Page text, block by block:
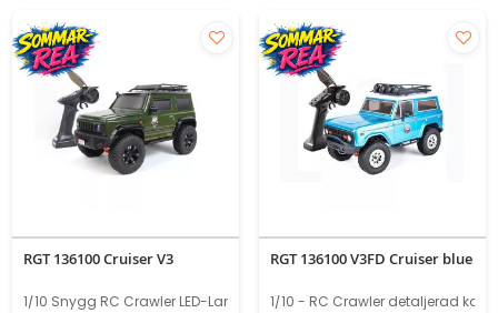
RGT 136100 Cruiser V3
1/10 Snygg RC Crawler LED-Lampor
RGT 136100 V3FD Cruiser blue
1/10 - RC Crawler detaljerad